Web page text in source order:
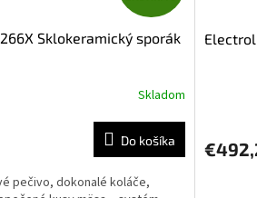
A
D
A
R
M
Sklokeramický sporák
Skladom
Do košíka
pečivo, dokonalé koláče,